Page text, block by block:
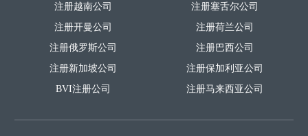
注册越南公司
注册开曼公司
注册俄罗斯公司
注册新加坡公司
BVI注册公司
注册塞舌尔公司
注册荷兰公司
注册巴西公司
注册保加利亚公司
注册马来西亚公司